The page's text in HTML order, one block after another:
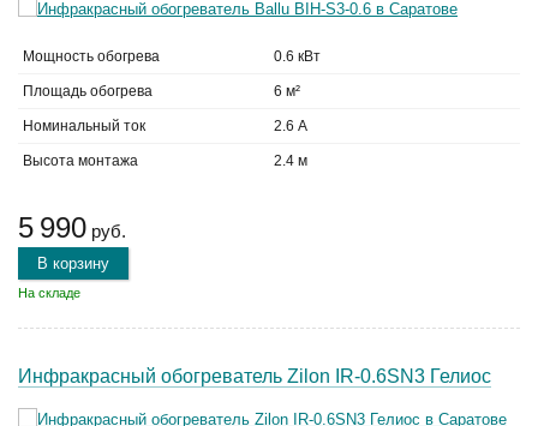
Мощность обогрева 0.6 кВт
Площадь обогрева 6 м²
Номинальный ток 2.6 А
Высота монтажа 2.4 м
5 990 руб.
В корзину
На складе
Инфракрасный обогреватель Zilon IR-0.6SN3 Гелиос